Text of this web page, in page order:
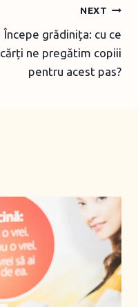
NEXT
Începe grădinița: cu ce
cărți ne pregătim copiii
pentru acest pas?